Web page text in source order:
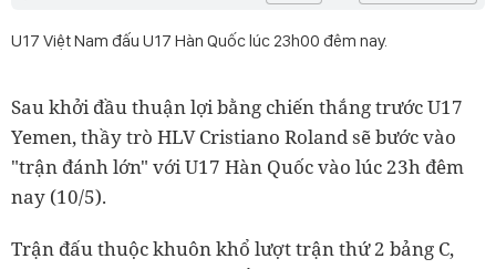
U17 Việt Nam đấu U17 Hàn Quốc lúc 23h00 đêm nay.
Sau khởi đầu thuận lợi bằng chiến thắng trước U17
Yemen, thầy trò HLV Cristiano Roland sẽ bước vào
"trận đánh lớn" với U17 Hàn Quốc vào lúc 23h đêm
nay (10/5).
Trận đấu thuộc khuôn khổ lượt trận thứ 2 bảng C,